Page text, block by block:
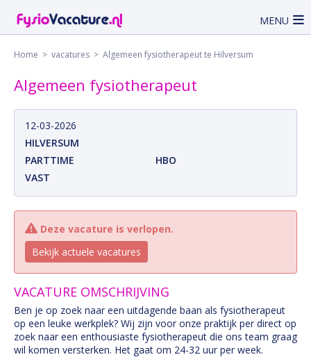
MENU
Home > vacatures > Algemeen fysiotherapeut te Hilversum
Algemeen fysiotherapeut
12-03-2026
HILVERSUM
PARTTIME
HBO
VAST
Deze vacature is verlopen.
Bekijk actuele vacatures
VACATURE OMSCHRIJVING
Ben je op zoek naar een uitdagende baan als fysiotherapeut
op een leuke werkplek? Wij zijn voor onze praktijk per direct op
zoek naar een enthousiaste fysiotherapeut die ons team graag
wil komen versterken. Het gaat om 24-32 uur per week.